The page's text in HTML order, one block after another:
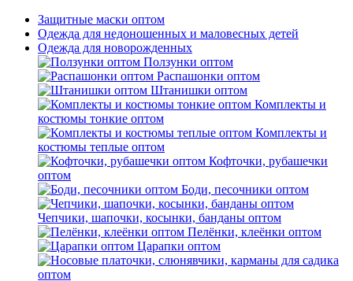
Защитные маски оптом
Одежда для недоношенных и маловесных детей
Одежда для новорожденных
Ползунки оптом
Распашонки оптом
Штанишки оптом
Комплекты и
костюмы тонкие оптом
Комплекты и
костюмы теплые оптом
Кофточки, рубашечки
оптом
Боди, песочники оптом
Чепчики, шапочки, косынки, банданы оптом
Пелёнки, клеёнки оптом
Царапки оптом